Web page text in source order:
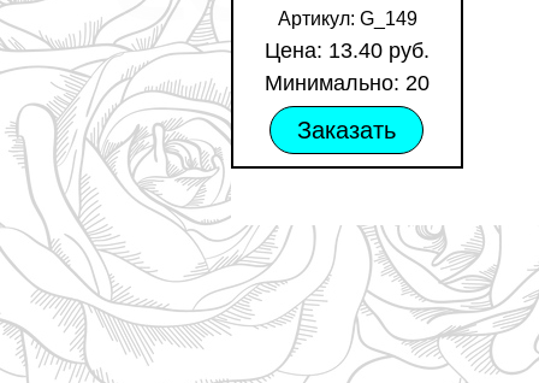
Артикул: G_149
Цена: 13.40 руб.
Минимально: 20
Заказать